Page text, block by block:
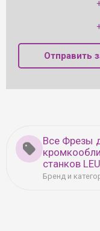
Отправить
Все Фрезы
станков
Бренд и